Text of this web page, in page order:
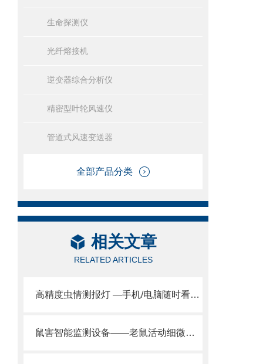
生命探测仪
光纤熔接机
逆变器综合分析仪
精密型叶轮风速仪
管道式风速变送器
全部产品分类
相关文章
RELATED ARTICLES
高精度虫情测报灯 —手机/电脑随时看，省药省工更省钱！
鼠害智能监测设备——老鼠活动细微动静都能精准捕捉，监测无遗漏